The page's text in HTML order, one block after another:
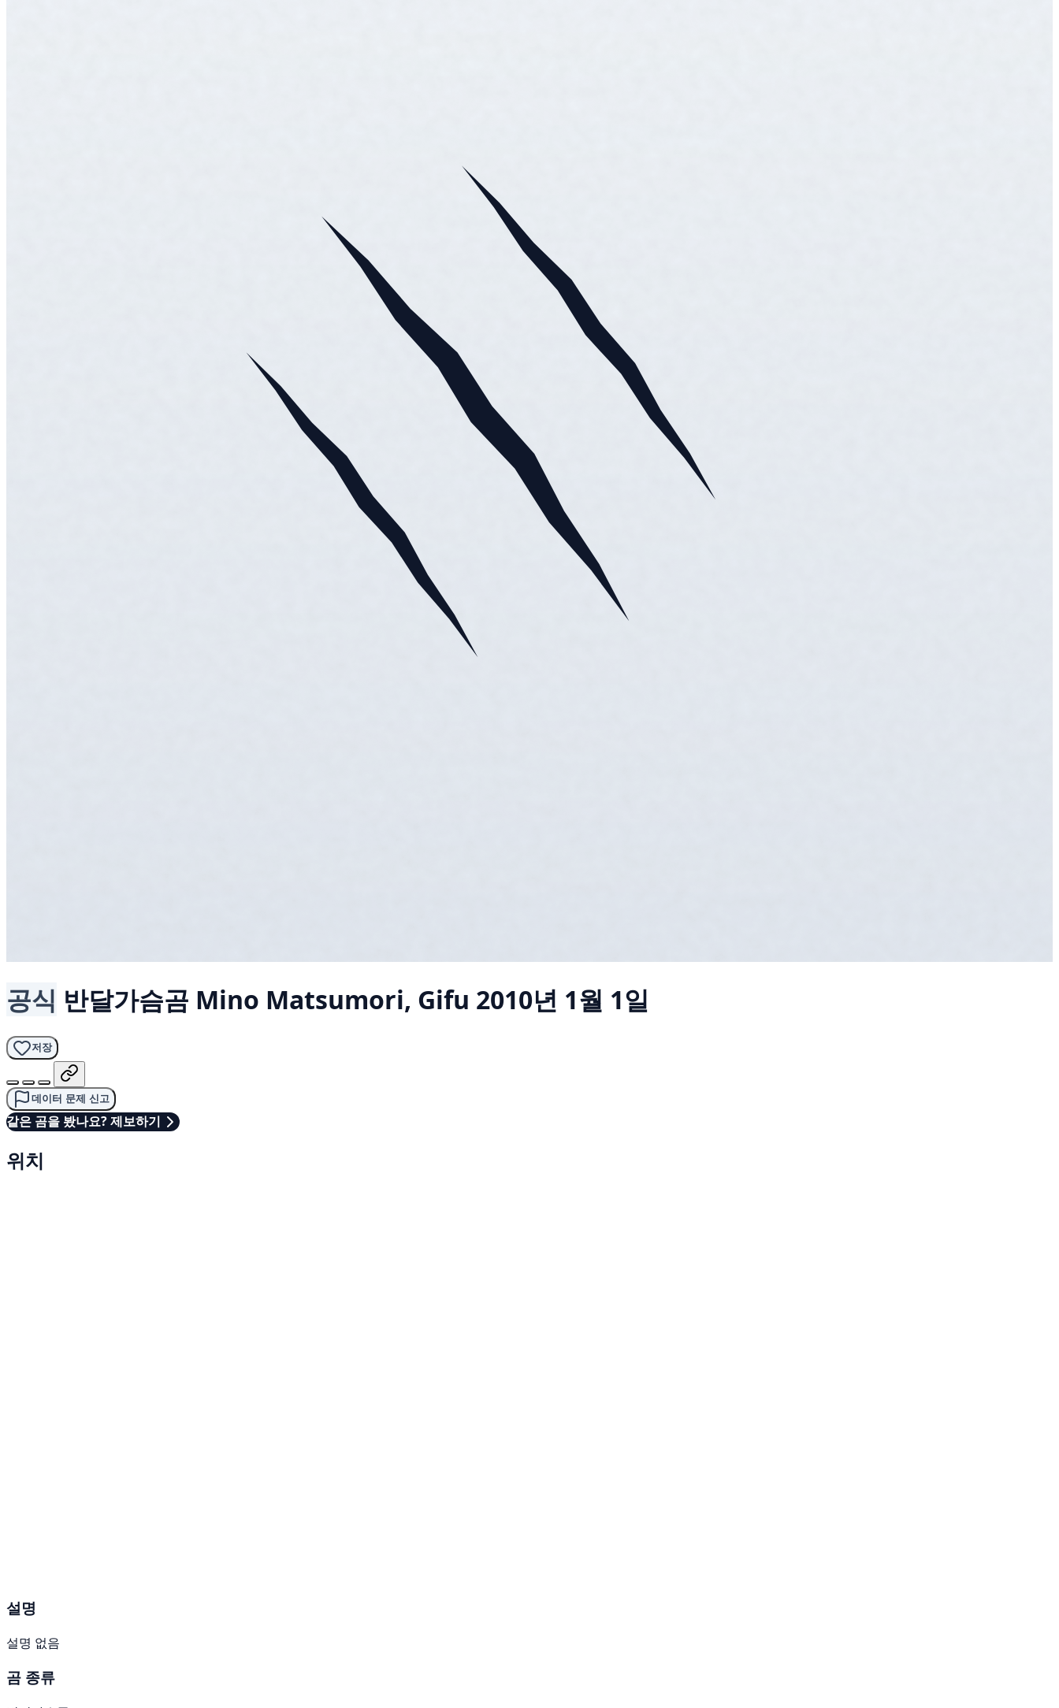
공식 반달가슴곰 Mino Matsumori, Gifu 2010년 1월 1일
저장
데이터 문제 신고
같은 곰을 봤나요? 제보하기
위치
설명
설명 없음
곰 종류